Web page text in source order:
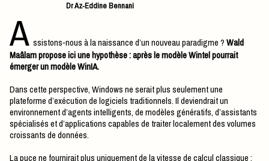
Dr Az‑Eddine Bennani
A ssistons‑nous à la naissance d’un nouveau paradigme ?Wald
Maâlam propose ici une hypothèse : après le modèle Wintel pourrait
émerger un modèle WinIA.
Dans cette perspective, Windows ne serait plus seulement une
plateforme d’exécution de logiciels traditionnels. Il deviendrait un
environnement d’agents intelligents, de modèles génératifs, d’assistants
spécialisés et d’applications capables de traiter localement des volumes
croissants de données.
La puce ne fournirait plus uniquement de la vitesse de calcul classique ;